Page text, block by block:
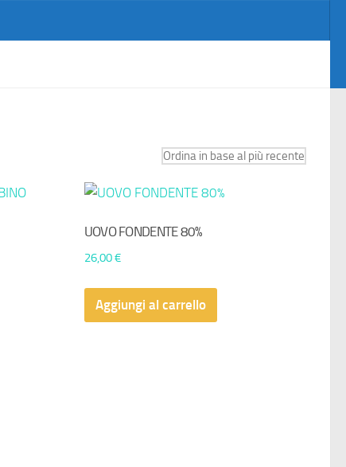
UOVO FONDENTE 80%
26,00€
Aggiungi al carrello